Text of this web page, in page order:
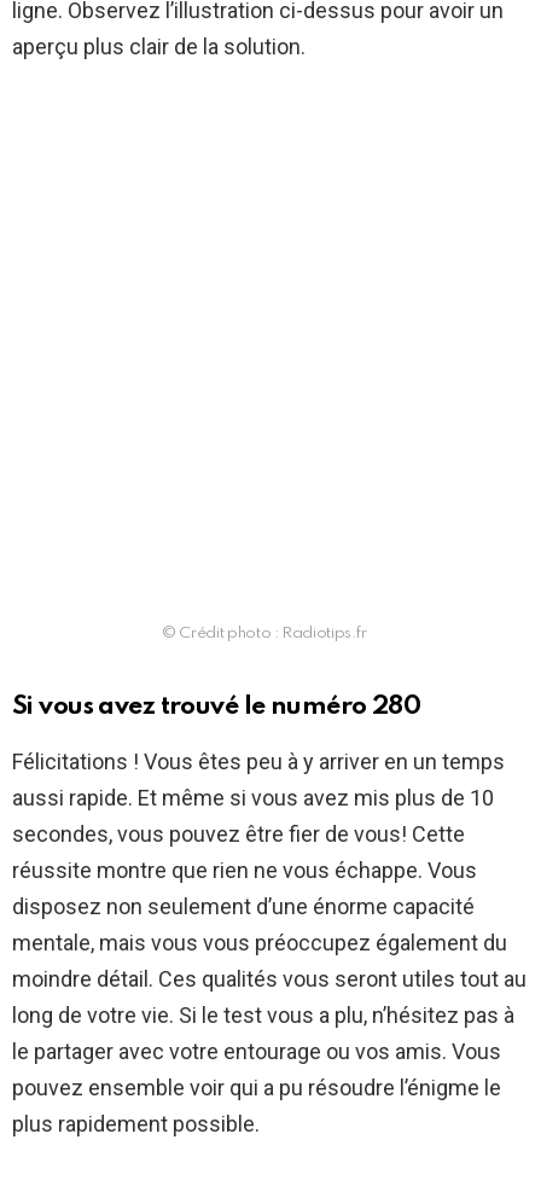
ligne. Observez l’illustration ci-dessus pour avoir un
aperçu plus clair de la solution.
© Crédit photo : Radiotips.fr
Si vous avez trouvé le numéro 280
Félicitations ! Vous êtes peu à y arriver en un temps
aussi rapide. Et même si vous avez mis plus de 10
secondes, vous pouvez être fier de vous! Cette
réussite montre que rien ne vous échappe. Vous
disposez non seulement d’une énorme capacité
mentale, mais vous vous préoccupez également du
moindre détail. Ces qualités vous seront utiles tout au
long de votre vie. Si le test vous a plu, n’hésitez pas à
le partager avec votre entourage ou vos amis. Vous
pouvez ensemble voir qui a pu résoudre l’énigme le
plus rapidement possible.